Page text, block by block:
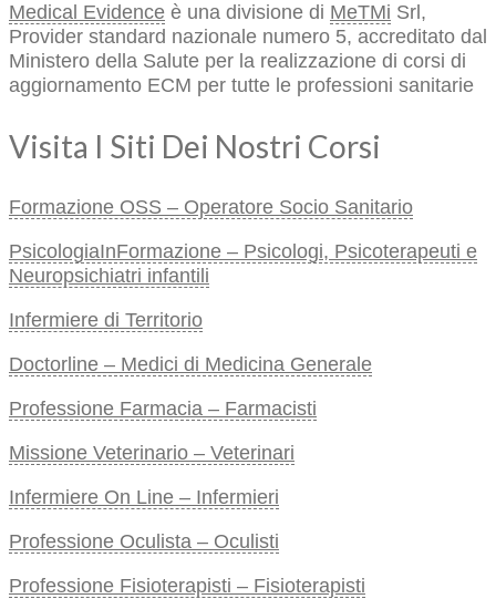
Medical Evidence è una divisione di MeTMi Srl,
Provider standard nazionale numero 5, accreditato dal
Ministero della Salute per la realizzazione di corsi di
aggiornamento ECM per tutte le professioni sanitarie
Visita I Siti Dei Nostri Corsi
Formazione OSS – Operatore Socio Sanitario
PsicologiaInFormazione – Psicologi, Psicoterapeuti e
Neuropsichiatri infantili
Infermiere di Territorio
Doctorline – Medici di Medicina Generale
Professione Farmacia – Farmacisti
Missione Veterinario – Veterinari
Infermiere On Line – Infermieri
Professione Oculista – Oculisti
Professione Fisioterapisti – Fisioterapisti